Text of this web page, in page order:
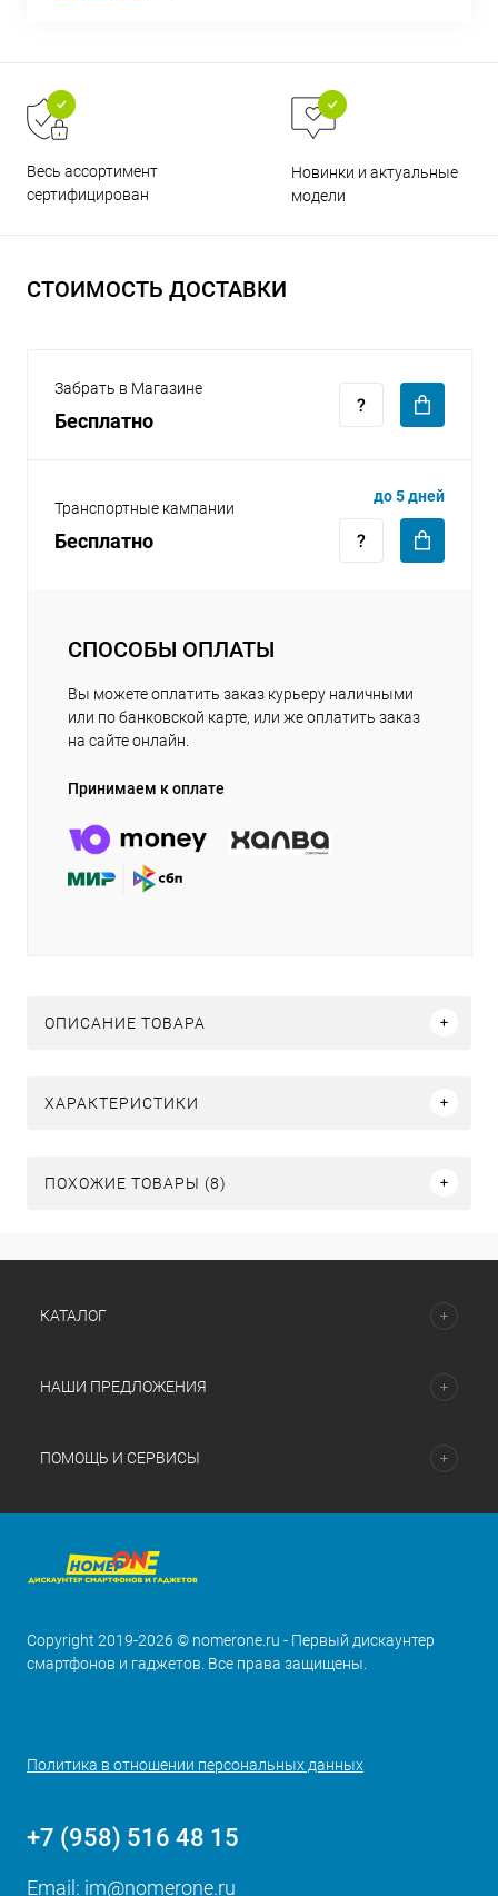
Весь ассортимент
сертифицирован
Новинки и актуальные
модели
СТОИМОСТЬ ДОСТАВКИ
Забрать в Магазине
Бесплатно
Транспортные кампании
Бесплатно
до 5 дней
СПОСОБЫ ОПЛАТЫ
Вы можете оплатить заказ курьеру наличными
или по банковской карте, или же оплатить заказ
на сайте онлайн.
Принимаем к оплате
ОПИСАНИЕ ТОВАРА
ХАРАКТЕРИСТИКИ
ПОХОЖИЕ ТОВАРЫ (8)
КАТАЛОГ
НАШИ ПРЕДЛОЖЕНИЯ
ПОМОЩЬ И СЕРВИСЫ
Copyright 2019-2026 © nomerone.ru - Первый дискаунтер
смартфонов и гаджетов. Все права защищены.
Политика в отношении персональных данных
+7 (958) 516 48 15
Email: im@nomerone.ru